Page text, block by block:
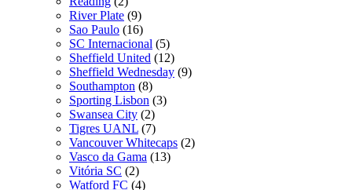
River Plate (9)
Sao Paulo (16)
SC Internacional (5)
Sheffield United (12)
Sheffield Wednesday (9)
Southampton (8)
Sporting Lisbon (3)
Swansea City (2)
Tigres UANL (7)
Vancouver Whitecaps (2)
Vasco da Gama (13)
Vitória SC (2)
Watford FC (4)